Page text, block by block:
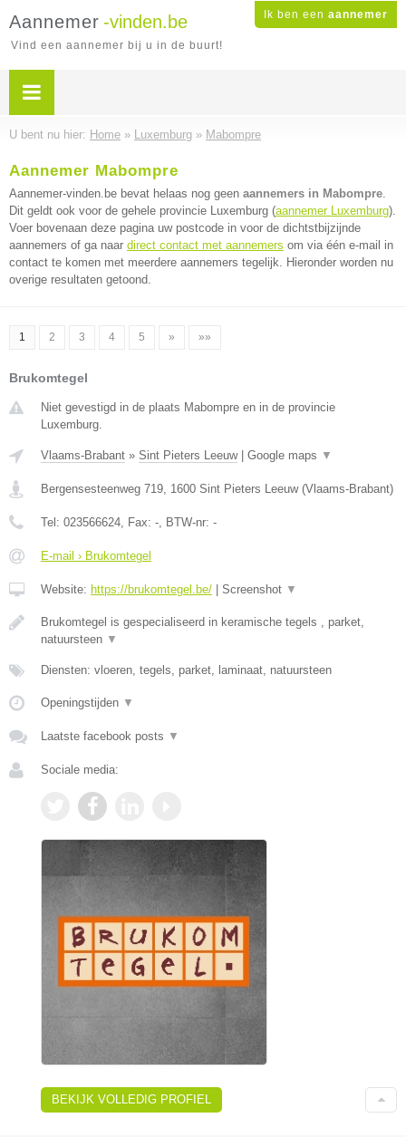
Ik ben een aannemer
Aannemer -vinden.be
Vind een aannemer bij u in de buurt!
U bent nu hier: Home » Luxemburg » Mabompre
Aannemer Mabompre
Aannemer-vinden.be bevat helaas nog geen aannemers in Mabompre.
Dit geldt ook voor de gehele provincie Luxemburg (aannemer Luxemburg).
Voer bovenaan deze pagina uw postcode in voor de dichtstbijzijnde
aannemers of ga naar direct contact met aannemers om via één e-mail in
contact te komen met meerdere aannemers tegelijk. Hieronder worden nu
overige resultaten getoond.
1 2 3 4 5 » »»
Brukomtegel
Niet gevestigd in de plaats Mabompre en in de provincie
Luxemburg.
Vlaams-Brabant » Sint Pieters Leeuw| Google maps ▼
Bergensesteenweg 719, 1600 Sint Pieters Leeuw(Vlaams-Brabant)
Tel: 023566624, Fax: -, BTW-nr: -
E-mail › Brukomtegel
Website: https://brukomtegel.be/ Screenshot ▼
Brukomtegel is gespecialiseerd in keramische tegels , parket,
natuursteen ▼
Diensten: vloeren, tegels, parket, laminaat, natuursteen
Openingstijden ▼
Laatste facebook posts ▼
Sociale media:
BEKIJK VOLLEDIG PROFIEL